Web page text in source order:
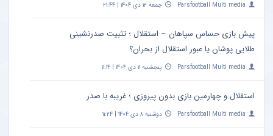
Parsfootball Multi media جمعه ۱۲ دی ۱۴۰۴ | ۲۱:۴۴
پیش بازی حساس سپاهان – استقلال ؛ تثبیت صدرنشینی
طلایی پوشان یا عبور استقلال از بحران؟
Parsfootball Multi media پنجشنبه ۱۱ دی ۱۴۰۴ | ۱۱:۱۴
استقلال و چهارمین بازی بدون پیروزی ؛ غریبه با صدر
Parsfootball Multi media دوشنبه ۸ دی ۱۴۰۴ | ۱۱:۲۴